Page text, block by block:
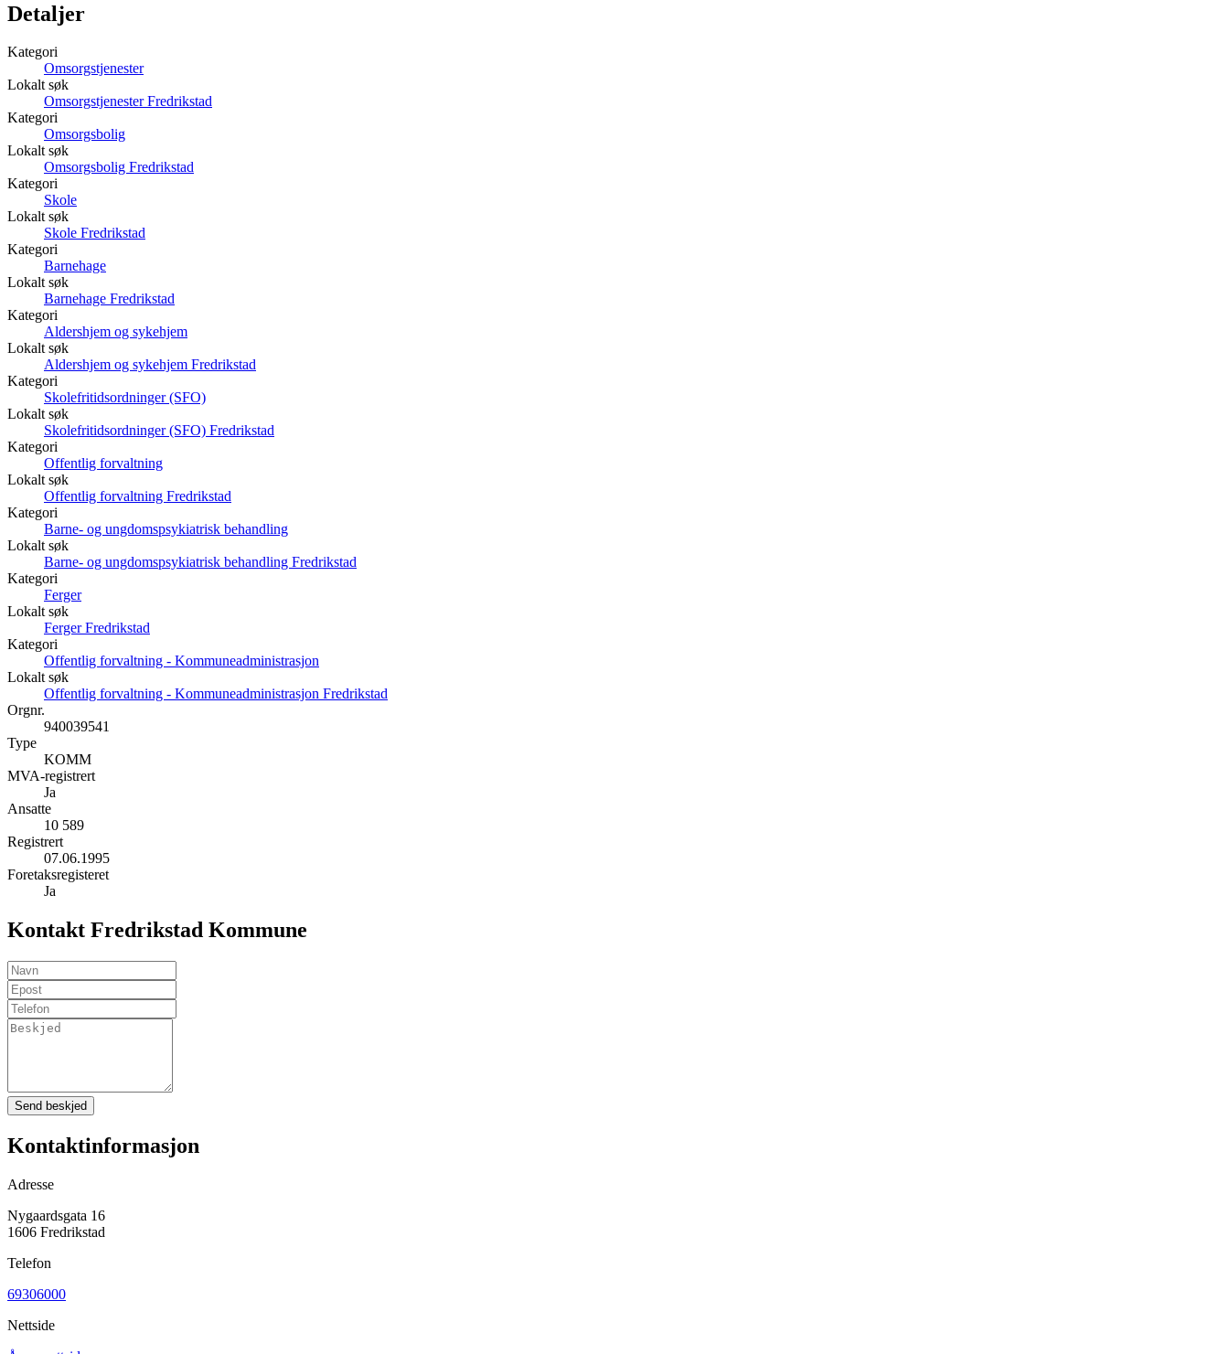
Detaljer
Kategori
Omsorgstjenester
Lokalt søk
Omsorgstjenester Fredrikstad
Kategori
Omsorgsbolig
Lokalt søk
Omsorgsbolig Fredrikstad
Kategori
Skole
Lokalt søk
Skole Fredrikstad
Kategori
Barnehage
Lokalt søk
Barnehage Fredrikstad
Kategori
Aldershjem og sykehjem
Lokalt søk
Aldershjem og sykehjem Fredrikstad
Kategori
Skolefritidsordninger (SFO)
Lokalt søk
Skolefritidsordninger (SFO) Fredrikstad
Kategori
Offentlig forvaltning
Lokalt søk
Offentlig forvaltning Fredrikstad
Kategori
Barne- og ungdomspsykiatrisk behandling
Lokalt søk
Barne- og ungdomspsykiatrisk behandling Fredrikstad
Kategori
Ferger
Lokalt søk
Ferger Fredrikstad
Kategori
Offentlig forvaltning - Kommuneadministrasjon
Lokalt søk
Offentlig forvaltning - Kommuneadministrasjon Fredrikstad
Orgnr.
940039541
Type
KOMM
MVA-registrert
Ja
Ansatte
10 589
Registrert
07.06.1995
Foretaksregisteret
Ja
Kontakt Fredrikstad Kommune
Send beskjed
Kontaktinformasjon
Adresse
Nygaardsgata 16
1606 Fredrikstad
Telefon
69306000
Nettside